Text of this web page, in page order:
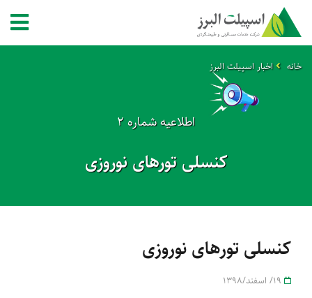
خانه اخبار اسپیلت البرز
اطلاعیه شماره 2
کنسلی تورهای نوروزی
کنسلی تورهای نوروزی